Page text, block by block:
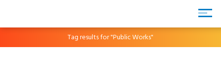
Tag results for "Public Works"